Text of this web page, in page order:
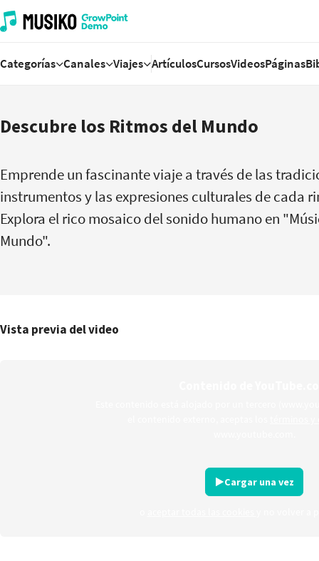
Categorías Canales Viajes ArtículosCursosVideosPáginas
Descubre los Ritmos del Mundo
Emprende un fascinante viaje a través de las
instrumentos y las expresiones culturales de cada
Explora el rico mosaico del sonido humano en
Mundo".
Vista previa del video
Cargar una vez